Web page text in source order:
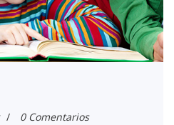
/ 0 Comentarios